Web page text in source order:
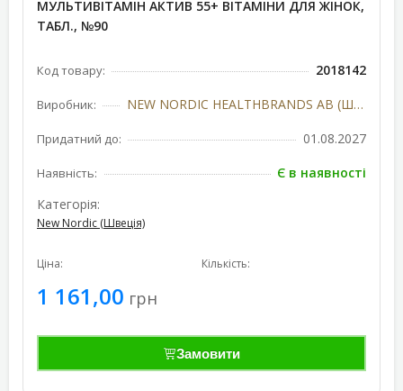
МУЛЬТИВІТАМІН АКТИВ 55+ ВІТАМІНИ ДЛЯ ЖІНОК,
ТАБЛ., №90
Код товару: 2018142
Виробник: NEW NORDIC HEALTHBRANDS AB (Швеція)
Придатний до: 01.08.2027
Наявність:
Є в наявності
Категорія:
New Nordic (Швеція)
Ціна:
1 161,00 грн
Кількість:
Замовити